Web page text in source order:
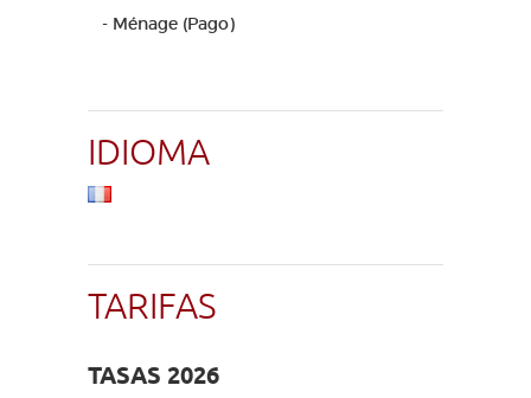
- Ménage (Pago)
IDIOMA
TARIFAS
TASAS 2026